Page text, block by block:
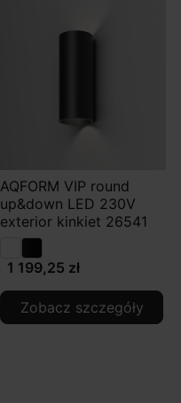
AQFORM VIP round
up&down LED 230V
exterior kinkiet 26541
1 199,25 zł
Zobacz szczegóły